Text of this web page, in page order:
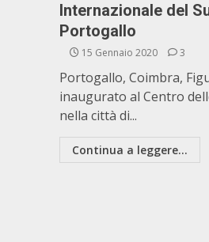
Internazionale del
Portogallo
15 Gennaio 2020 3
Portogallo, Coimbra,
inaugurato al Centro
nella città di...
Continua a leggere...